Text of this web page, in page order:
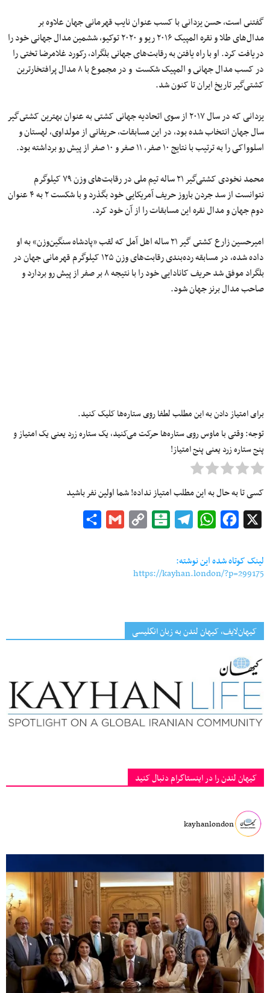
گفتنى است، حسن یزدانی با کسب عنوان نایب قهرمانی جهان علاوه بر
مدال‌های طلا و نقره المپیک ۲۰۱۶ ریو و ۲۰۲۰ توکیو، ششمین مدال جهانی خود را
دریافت کرد. او با راه یافتن به رقابت‌هاى جهانى بلگراد، رکورد غلامرضا تختى را
در کسب مدال جهانى و المپیک شکست و در مجموع با ۸ مدال پرافتخارترین
کشتی‌گیر تاریخ ایران تا کنون شد.
یزدانی که در سال ٢٠١٧ از سوى اتحادیه جهانى کشتى به عنوان بهترین کشتى‌گیر
سال جهان انتخاب شده بود، در این مسابقات، حریفانی از مولداوی، لهستان و
اسلوواکی را به ترتیب با نتایج ۱۰ صفر، ۱۱ صفر و ۱۰ صفر از پیش رو برداشته بود.
محمد نخودی کشتی‌گیر ٢١ ساله تیم ملى در رقابت‌های وزن ۷۹ کیلوگرم
نتوانست از سد جردن باروز حریف آمریکایی خود بگذرد و با شکست ۲ به ۴ عنوان
دوم جهان و مدال نقره این مسابقات را از آن خود کرد.
امیرحسین زارع کشتى گیر ٢١ ساله اهل آمل که لقب «پادشاه سنگین‌وزن» به او
داده شده، در مسابقه رده‌بندی رقابت‌های وزن ۱۲۵ کیلوگرم قهرمانی جهان در
بلگراد موفق شد حریف کانادایی خود را با نتیجه ۸ بر صفر از پیش رو بردارد و
صاحب مدال برنز جهان شود.
برای امتیاز دادن به این مطلب لطفا روی ستاره‌ها کلیک کنید.
توجه: وقتی با ماوس روی ستاره‌ها حرکت می‌کنید، یک ستاره زرد یعنی یک امتیاز و
پنج ستاره زرد یعنی پنج امتیاز!
کسی تا به حال به این مطلب امتیاز نداده! شما اولین نفر باشید
Facebook
WhatsApp
Telegram
Balatarin
Copy
Gmail
لینک کوتاه شده این نوشته:
https://kayhan.london/?p=299175
کیهان‌لایف، کیهان لندن به زبان انگلیسی
کیهان لندن را در اینستاگرام دنبال کنید
kayhanlondon